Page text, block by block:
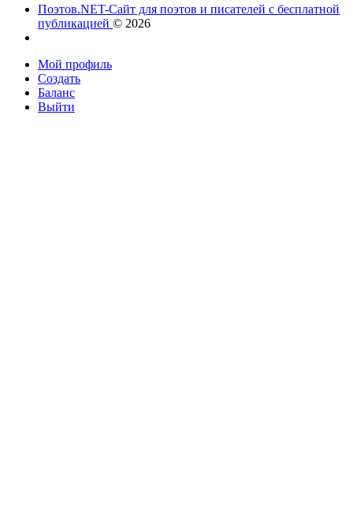
Поэтов.NET-Сайт для поэтов и писателей с бесплатной
публикацией © 2026
Мой профиль
Создать
Баланс
Выйти